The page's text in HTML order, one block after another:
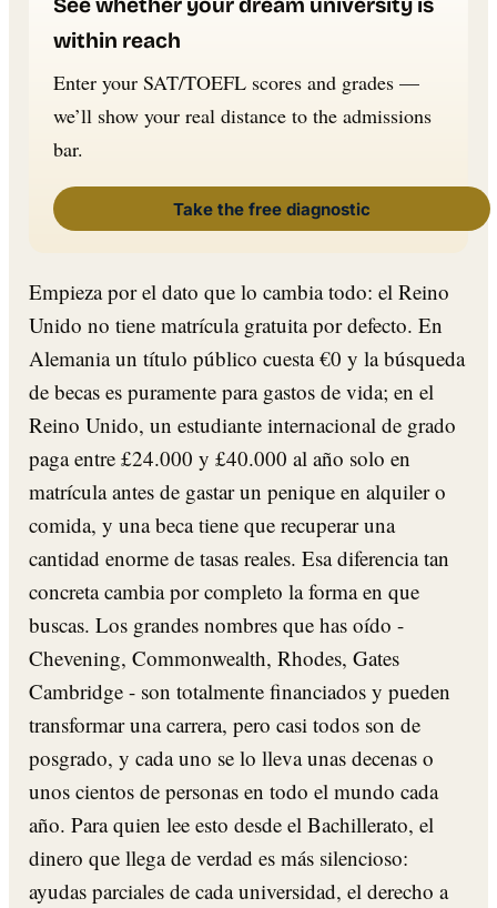
within reach
Enter your SAT/TOEFL scores and grades —
we’ll show your real distance to the admissions
bar.
Take the free diagnostic
Empieza por el dato que lo cambia todo: el Reino
Unido no tiene matrícula gratuita por defecto. En
Alemania un título público cuesta €0 y la búsqueda
de becas es puramente para gastos de vida; en el
Reino Unido, un estudiante internacional de grado
paga entre £24.000 y £40.000 al año solo en
matrícula antes de gastar un penique en alquiler o
comida, y una beca tiene que recuperar una
cantidad enorme de tasas reales. Esa diferencia tan
concreta cambia por completo la forma en que
buscas. Los grandes nombres que has oído -
Chevening, Commonwealth, Rhodes, Gates
Cambridge - son totalmente financiados y pueden
transformar una carrera, pero casi todos son de
posgrado, y cada uno se lo lleva unas decenas o
unos cientos de personas en todo el mundo cada
año. Para quien lee esto desde el Bachillerato, el
dinero que llega de verdad es más silencioso:
ayudas parciales de cada universidad, el derecho a